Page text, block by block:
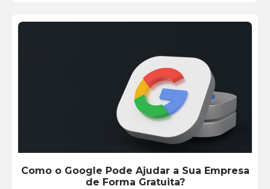
Como o Google Pode Ajudar a Sua Empresa
de Forma Gratuita?